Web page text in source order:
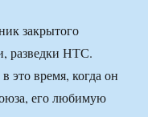
закрытого
разведки НТС.
это время, когда он
его любимую